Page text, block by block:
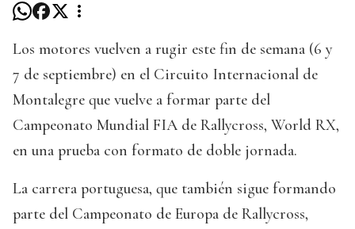
Los motores vuelven a rugir este fin de semana (6 y
7 de septiembre) en el Circuito Internacional de
Montalegre que vuelve a formar parte del
Campeonato Mundial FIA de Rallycross, World RX,
en una prueba con formato de doble jornada.
La carrera portuguesa, que también sigue formando
parte del Campeonato de Europa de Rallycross,